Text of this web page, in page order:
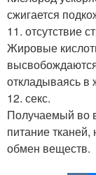
сжигается
11. отсутствие
Жировые
откладываясь в
12. секс.
Получаемый во
питание
обмен веществ.